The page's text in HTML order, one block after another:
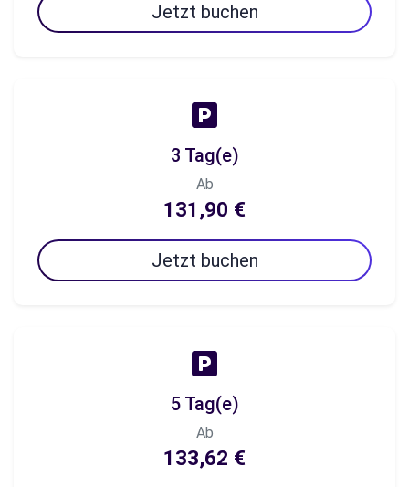
Jetzt buchen
3 Tag(e)
Ab
131,90 €
Jetzt buchen
5 Tag(e)
Ab
133,62 €